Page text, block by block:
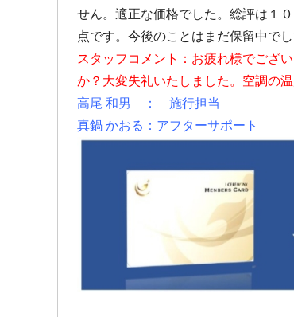
せん。適正な価格でした。総評は１
点です。今後のことはまだ保留中で
スタッフコメント：お疲れ様でござ
か？大変失礼いたしました。空調の
高尾 和男 ： 施行担当
真鍋 かおる：アフターサポート